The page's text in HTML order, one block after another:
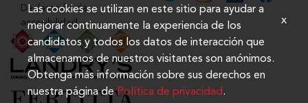
Declaración de
accesibilidad
Las cookies se utilizan en este sitio para ayudar a
mejorar continuamente la experiencia de los
candidatos y todos los datos de interacción que
almacenamos de nuestros visitantes son anónimos.
Obtenga más información sobre sus derechos en
nuestra página dePolítica de privacidad.
x